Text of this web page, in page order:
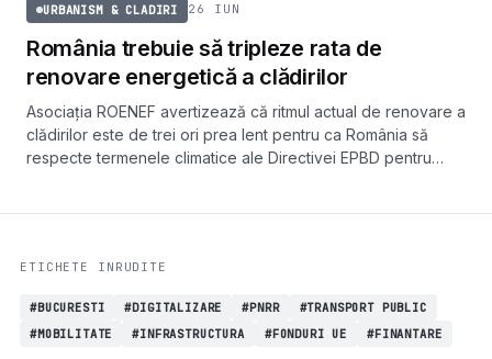
URBANISM & CLADIRI 26 IUN
România trebuie să tripleze rata de
renovare energetică a clădirilor
Asociația ROENEF avertizează că ritmul actual de renovare a
clădirilor este de trei ori prea lent pentru ca România să
respecte termenele climatice ale Directivei EPBD pentru
ETICHETE INRUDITE
#BUCURESTI #DIGITALIZARE #PNRR
#TRANSPORT PUBLIC
#MOBILITATE
#INFRASTRUCTURA #FONDURI UE #FINANTARE